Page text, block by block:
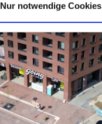
Nur notwendige Cookies